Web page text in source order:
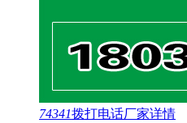
74341拨打电话厂家详情